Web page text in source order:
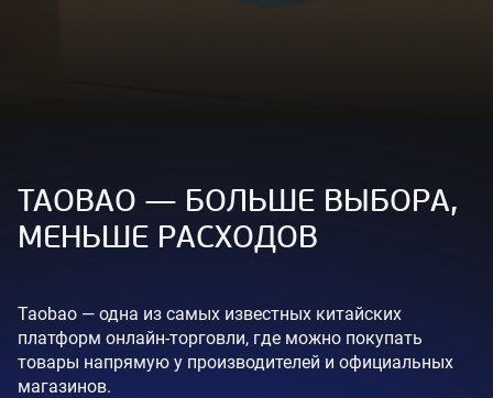
TAOBAO — БОЛЬШЕ ВЫБОРА,
МЕНЬШЕ РАСХОДОВ
Taobao — одна из самых известных китайских
платформ онлайн-торговли, где можно покупать
товары напрямую у производителей и официальных
магазинов.